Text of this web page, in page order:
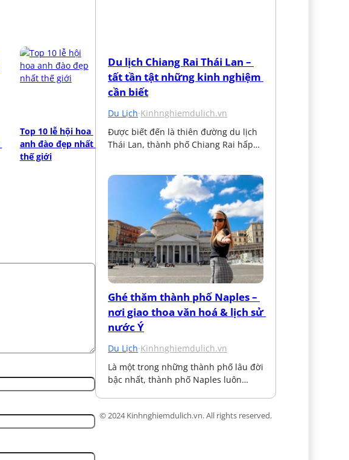
Top 10 lễ hội hoa
anh đào đẹp nhất
thế giới
Du lịch Chiang Rai Thái Lan –
tất tần tật những kinh nghiệm
cần biết
Du Lịch·Kinhnghiemdulich.vn
Được biết đến là thiên đường du lịch
Thái Lan, thành phố Chiang Rai hấp…
Ghé thăm thành phố Naples –
nơi giao thoa văn hoá & lịch sử
nước Ý
Du Lịch·Kinhnghiemdulich.vn
Là một trong những thành phố lâu đời
bậc nhất, thành phố Naples luôn…
© 2024 Kinhnghiemdulich.vn. All rights reserved.